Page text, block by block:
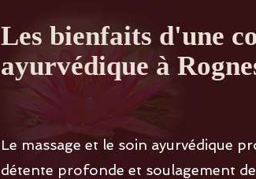
Les bienfaits d'une
ayurvédique à
Le massage et le soin ayurvédique
détente profonde et soulagement